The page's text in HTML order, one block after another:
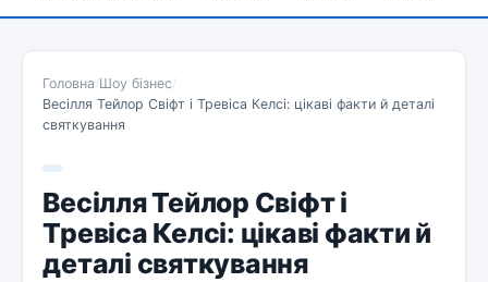
Головна/Шоу бізнес/
Весілля Тейлор Свіфт і Тревіса Келсі: цікаві факти й деталі
святкування
Весілля Тейлор Свіфт і
Тревіса Келсі: цікаві факти й
деталі святкування